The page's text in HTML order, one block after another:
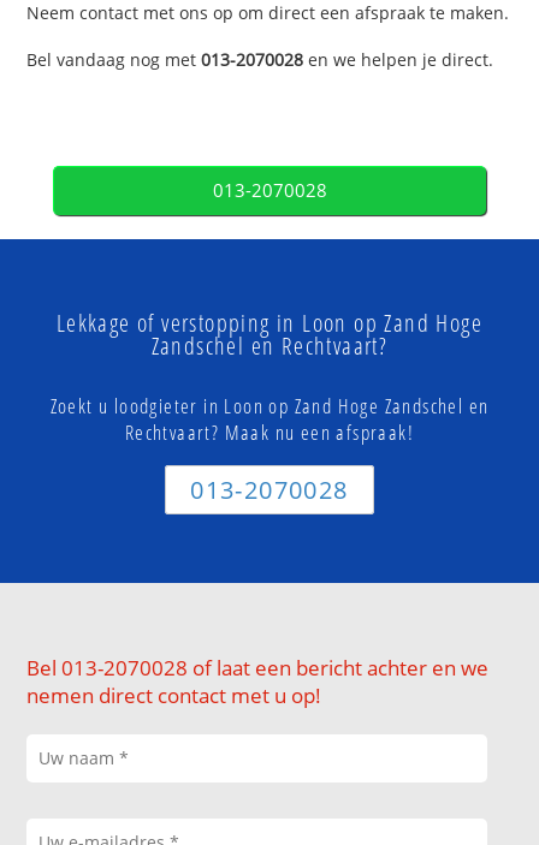
Neem contact met ons op om direct een afspraak te maken.
Bel vandaag nog met013-2070028 en we helpen je direct.
013-2070028
Lekkage of verstopping in Loon op Zand Hoge
Zandschel en Rechtvaart?
Zoekt u loodgieter in Loon op Zand Hoge Zandschel en
Rechtvaart? Maak nu een afspraak!
013-2070028
Bel 013-2070028 of laat een bericht achter en we
nemen direct contact met u op!